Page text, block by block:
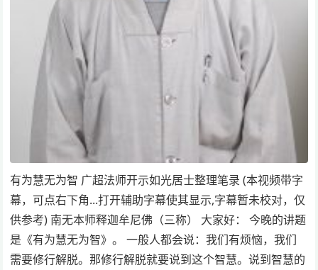
有为慧无为智 广超法师开示如光居士整理笔录 (本视频带字
幕，可点右下角...打开辅助字幕使其显示,字幕暂未校对，仅
供参考) 南无本师释迦牟尼佛（三称） 大家好： 今晚的讲题
是《有为慧无为智》。 一般人都会说：我们有烦恼，我们
需要修行解脱。那修行解脱就要说到这个智慧。说到智慧的